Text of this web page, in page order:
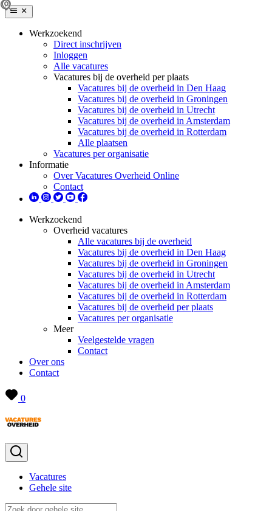
Werkzoekend
Direct inschrijven
Inloggen
Alle vacatures
Vacatures bij de overheid per plaats
Vacatures bij de overheid in Den Haag
Vacatures bij de overheid in Groningen
Vacatures bij de overheid in Utrecht
Vacatures bij de overheid in Amsterdam
Vacatures bij de overheid in Rotterdam
Alle plaatsen
Vacatures per organisatie
Informatie
Over Vacatures Overheid Online
Contact
Werkzoekend
Overheid vacatures
Alle vacatures bij de overheid
Vacatures bij de overheid in Den Haag
Vacatures bij de overheid in Groningen
Vacatures bij de overheid in Utrecht
Vacatures bij de overheid in Amsterdam
Vacatures bij de overheid in Rotterdam
Vacatures bij de overheid per plaats
Vacatures per organisatie
Meer
Veelgestelde vragen
Contact
Over ons
Contact
0
Vacatures
Gehele site